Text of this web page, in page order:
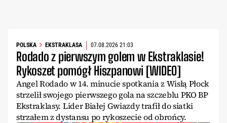
POLSKA EKSTRAKLASA 07.08.2026 21:03
Rodado z pierwszym golem w Ekstraklasie!
Rykoszet pomógł Hiszpanowi [WIDEO]
Angel Rodado w 14. minucie spotkania z Wisłą Płock
strzelił swojego pierwszego gola na szczeblu PKO BP
Ekstraklasy. Lider Białej Gwiazdy trafił do siatki
strzałem z dystansu po rykoszecie od obrońcy.